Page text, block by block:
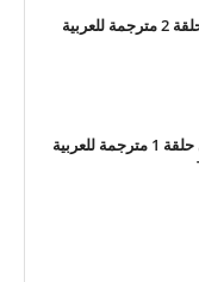
برنامج نادي الأصدقاء السري حلقة 1 مترجمة للعربية